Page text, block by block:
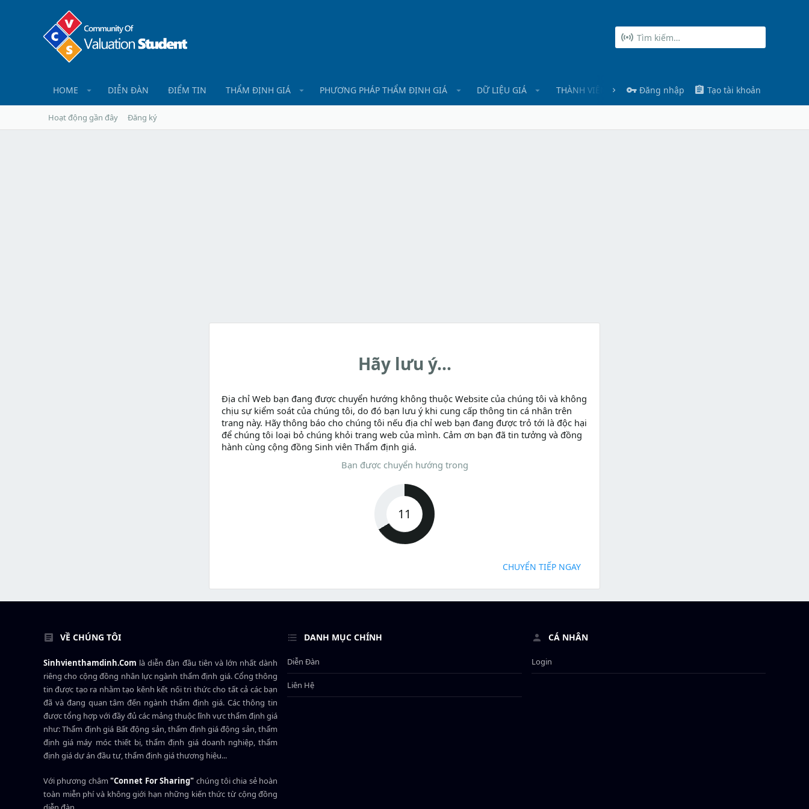
HOME DIỄN ĐÀN ĐIỂM TIN THẨM ĐỊNH GIÁ PHƯƠNG PHÁP THẨM ĐỊNH GIÁ DỮ LIỆU GIÁ THÀNH VIÊN Đăng nhập Tạo tài khoản
Hoạt động gần đây Đăng ký
Hãy lưu ý...
Địa chỉ Web bạn đang được chuyển hướng không thuộc Website của chúng tôi và không
chịu sự kiểm soát của chúng tôi, do đó bạn lưu ý khi cung cấp thông tin cá nhân trên
trang này. Hãy thông báo cho chúng tôi nếu địa chỉ web bạn đang được trỏ tới là độc hại
để chúng tôi loại bỏ chúng khỏi trang web của mình. Cảm ơn bạn đã tin tưởng và đồng
hành cùng cộng đồng Sinh viên Thẩm định giá.
Bạn được chuyển hướng trong
11
CHUYỂN TIẾP NGAY
VỀ CHÚNG TÔI
Sinhvienthamdinh.Com là diễn đàn đầu tiên và lớn nhất dành
riêng cho cộng đồng nhân lực ngành thẩm định giá. Cổng thông
tin được tạo ra nhằm tạo kênh kết nối tri thức cho tất cả các bạn
đã và đang quan tâm đến ngành thẩm định giá. Các thông tin
được tổng hợp với đầy đủ các mảng thuộc lĩnh vực thẩm định giá
như: Thẩm định giá Bất động sản, thẩm định giá động sản, thẩm
định giá máy móc thiết bị, thẩm định giá doanh nghiệp, thẩm
định giá dự án đầu tư, thẩm định giá thương hiệu...
Với phương châm"Connet For Sharing" chúng tôi chia sẻ hoàn
toàn miễn phí và không giới hạn những kiến thức từ cộng đồng
DANH MỤC CHÍNH
Diễn Đàn
Liên Hệ
CÁ NHÂN
Login